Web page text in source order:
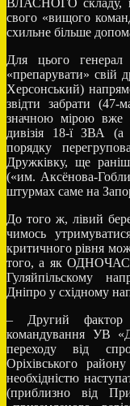
свого «вищого
схильне більше
Для цього генерал
«препарувати» свій
Херсонський)
звідти забрати
значною мірою вже
дивізія 18-ї ЗВА
порядку
Дружківку, ще
(«им. Аксёнова-
штурмах саме на
До того ж, лівий
чимось
критичного рівня
того, а як
Гуляйпільскому
Дніпро у східному
– Другий фактор
командування УВ
переходу від
Оріхівського
необхідністю
(приблизно від